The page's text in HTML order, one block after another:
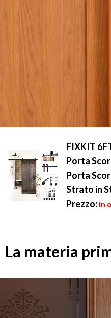
FIXKIT
Porta
Porta
Strato in
Prezzo: in
La materia